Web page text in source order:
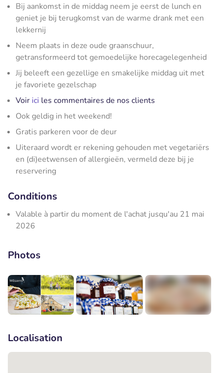
Bij aankomst in de middag neem je eerst de lunch en
geniet je bij terugkomst van de warme drank met een
lekkernij
Neem plaats in deze oude graanschuur,
getransformeerd tot gemoedelijke horecagelegenheid
Jij beleeft een gezellige en smakelijke middag uit met
je favoriete gezelschap
Voir ici les commentaires de nos clients
Ook geldig in het weekend!
Gratis parkeren voor de deur
Uiteraard wordt er rekening gehouden met vegetariërs
en (di)eetwensen of allergieën, vermeld deze bij je
reservering
Conditions
Valable à partir du moment de l'achat jusqu'au 21 mai
2026
Photos
Localisation